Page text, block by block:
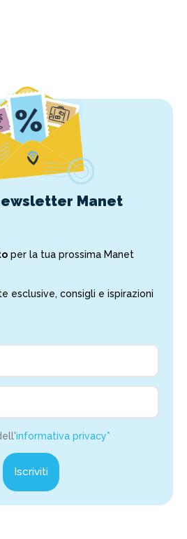
Manet
per la tua prossima Manet
esclusive, consigli e ispirazioni
informativa privacy*
Iscriviti